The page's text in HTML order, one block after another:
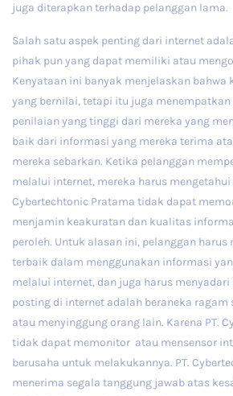
juga diterapkan terhadap pelanggan lama.
Salah satu aspek penting dari internet
pihak pun yang dapat memiliki atau
Kenyataan ini banyak menjelaskan bahwa
yang bernilai, tetapi itu juga
penilaian yang tinggi dari mereka yang
baik dari informasi yang mereka terima
mereka sebarkan. Ketika pelanggan
melalui internet, mereka harus mengetahui
Cybertechtonic Pratama tidak dapat
menjamin keakuratan dan kualitas
peroleh. Untuk alasan ini, pelanggan
terbaik dalam menggunakan informasi
melalui internet, dan juga harus
posting di internet adalah beraneka ragam
atau menyinggung orang lain. Karena PT.
tidak dapat memonitor atau mensensor
berusaha untuk melakukannya. PT.
menerima segala tanggung jawab atas